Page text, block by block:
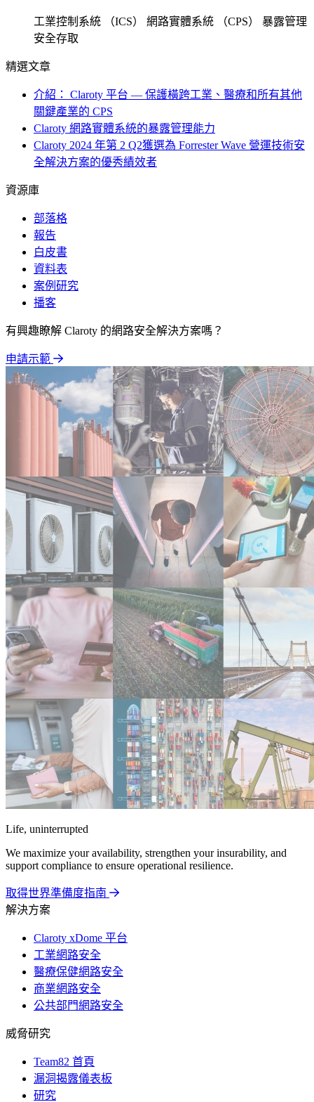
工業控制系統 （ICS） 網路實體系統 （CPS） 暴露管理
安全存取
精選文章
介紹： Claroty 平台 — 保護橫跨工業、醫療和所有其他
關鍵產業的 CPS
Claroty 網路實體系統的暴露管理能力
Claroty 2024 年第 2 Q2獲選為 Forrester Wave 營運技術安
全解決方案的優秀績效者
資源庫
部落格
報告
白皮書
資料表
案例研究
播客
有興趣瞭解 Claroty 的網路安全解決方案嗎？
申請示範
Life, uninterrupted
We maximize your availability, strengthen your insurability, and
support compliance to ensure operational resilience.
取得世界準備度指南
解決方案
Claroty xDome 平台
工業網路安全
醫療保健網路安全
商業網路安全
公共部門網路安全
威脅研究
Team82 首頁
漏洞揭露儀表板
研究